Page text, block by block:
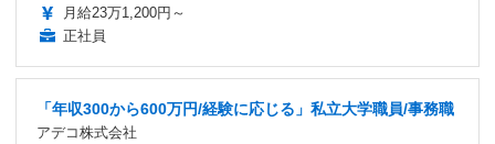
月給23万1,200円～
正社員
「年収300から600万円/経験に応じる」私立大学職員/事務職
アデコ株式会社